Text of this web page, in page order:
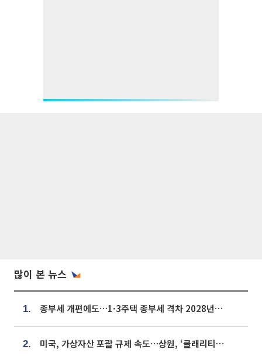
많이 본 뉴스
1. 종부세 개편에도…1·3주택 종부세 격차 2028년부터 확대
2. 미국, 가상자산 포괄 규제 속도…상원, ‘클래리티법’ 9월 절차투표 추진